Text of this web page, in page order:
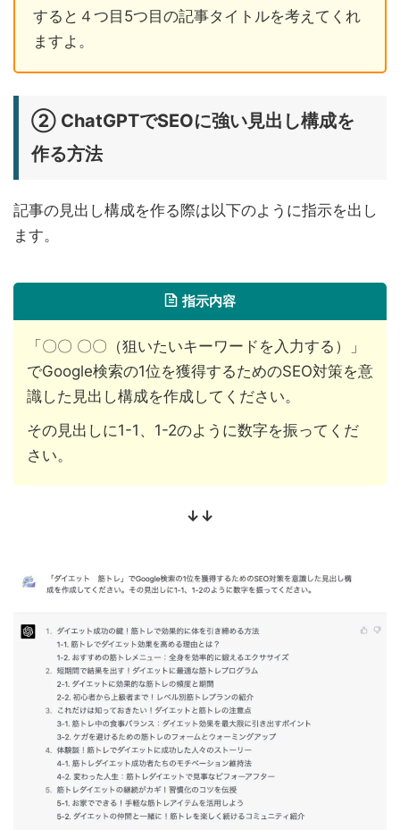
すると４つ目5つ目の記事タイトルを考えてくれ
ますよ。
② ChatGPTでSEOに強い見出し構成を
作る方法
記事の見出し構成を作る際は以下のように指示を出し
ます。
指示内容
「〇〇 〇〇（狙いたいキーワードを入力する）」
でGoogle検索の1位を獲得するためのSEO対策を意
識した見出し構成を作成してください。
その見出しに1-1、1-2のように数字を振ってくだ
さい。
↓↓